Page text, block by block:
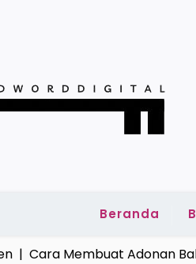
Beranda
Membuat Adonan Bakso